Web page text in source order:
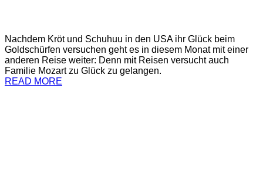
Nachdem Kröt und Schuhuu in den USA ihr Glück beim
Goldschürfen versuchen geht es in diesem Monat mit einer
anderen Reise weiter: Denn mit Reisen versucht auch
Familie Mozart zu Glück zu gelangen.
READ MORE